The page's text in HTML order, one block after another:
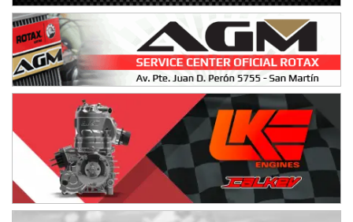
Juan Navarro (Asfalto)
El Timbó (Tucumán)
COBERTURA ESPECIAL DE E-KART.COM.AR
08/09-AGO
IAME SERIES ARGENTINA 6
Ramiro Tot (Asfalto)
Baradero (Buenos Aires)
KDO - F6
Ciudad de Trenque Lauquen (Asfalto)
Trenque Lauquen (Buenos Aires)
ENTRERRIANO - F6 (POSTERGADA)